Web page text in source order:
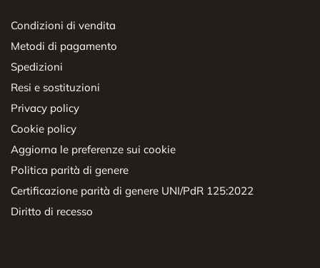
Condizioni di vendita
Metodi di pagamento
Spedizioni
Resi e sostituzioni
Privacy policy
Cookie policy
Aggiorna le preferenze sui cookie
Politica parità di genere
Certificazione parità di genere UNI/PdR 125:2022
Diritto di recesso